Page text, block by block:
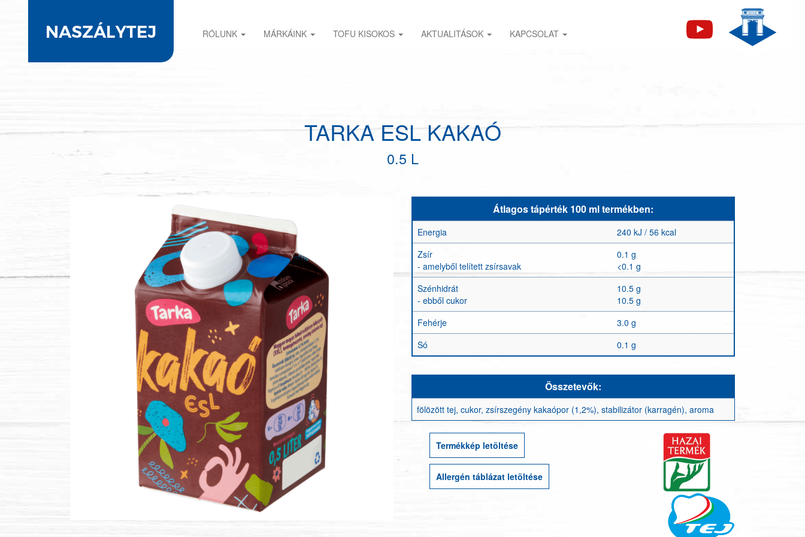
RÓLUNK MÁRKÁINK TOFU KISOKOS AKTUALITÁSOK KAPCSOLAT
TARKA ESL KAKAÓ
0.5 L
Átlagos tápérték 100 ml termékben:
Energia
240 kJ / 56 kcal
Zsír
- amelyből telített zsírsavak
0.1 g
<0.1 g
Szénhidrát
- ebből cukor
10.5 g
10.5 g
Fehérje
3.0 g
Só
0.1 g
Összetevők:
fölözött tej, cukor, zsírszegény kakaópor (1,2%), stabilizátor (karragén), aroma
Termékkép letöltése
Allergén táblázat letöltése